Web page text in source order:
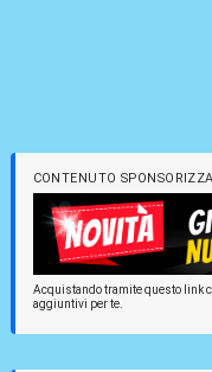
CONTENUTO
Acquistando tramite questo link
aggiuntivi per te.